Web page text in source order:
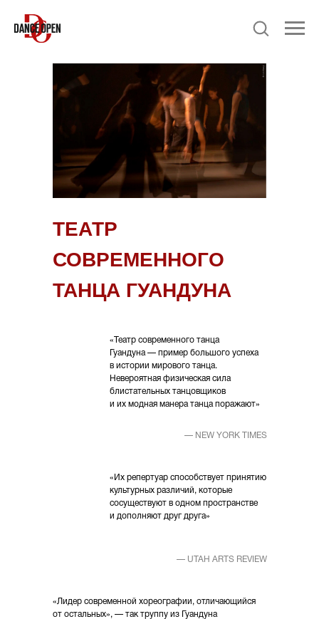
ТЕАТР
СОВРЕМЕННОГО
ТАНЦА ГУАНДУНА
«Лидер современной хореографии, отличающийся
от остальных», — так труппу из Гуандуна
«Их репертуар способствует принятию
культурных различий, которые
cосуществуют в одном пространстве
и дополняют друг друга»
— UTAH ARTS REVIEW
«Театр современного танца
Гуандуна — пример большого успеха
в истории мирового танца.
Невероятная физическая сила
блистательных танцовщиков
и их модная манера танца поражают»
— NEW YORK TIMES